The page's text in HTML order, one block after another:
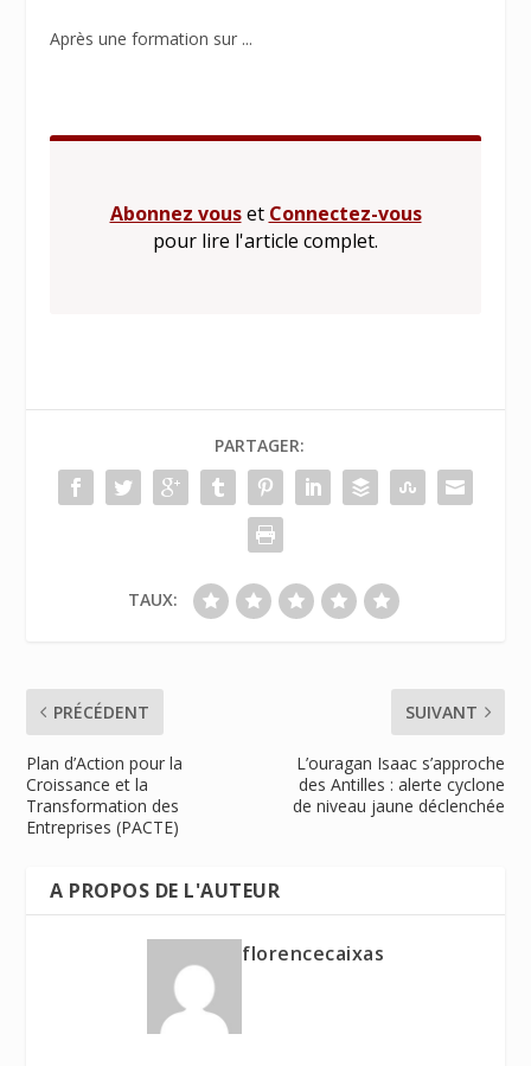
Après une formation sur ...
Abonnez vouset Connectez-vous
pour lire l'article complet.
PARTAGER:
TAUX:
PRÉCÉDENT
Plan d’Action pour la
Croissance et la
Transformation des
Entreprises (PACTE)
SUIVANT
L’ouragan Isaac s’approche
des Antilles : alerte cyclone
de niveau jaune déclenchée
A PROPOS DE L'AUTEUR
florencecaixas